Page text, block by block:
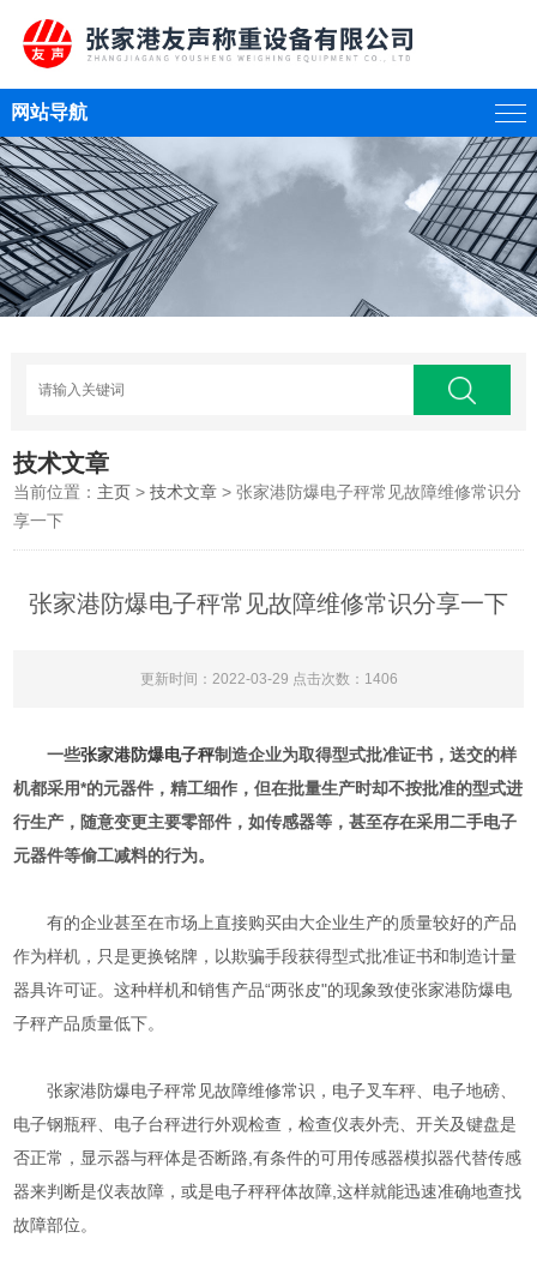
网站导航
技术文章
当前位置： 主页 >技术文章 > 张家港防爆电子秤常见故障维修常识分
享一下
张家港防爆电子秤常见故障维修常识分享一下
更新时间：2022-03-29 点击次数：1406
一些张家港防爆电子秤制造企业为取得型式批准证书，送交的样
机都采用*的元器件，精工细作，但在批量生产时却不按批准的型式进
行生产，随意变更主要零部件，如传感器等，甚至存在采用二手电子
元器件等偷工减料的行为。
有的企业甚至在市场上直接购买由大企业生产的质量较好的产品
作为样机，只是更换铭牌，以欺骗手段获得型式批准证书和制造计量
器具许可证。这种样机和销售产品“两张皮"的现象致使张家港防爆电
子秤产品质量低下。
张家港防爆电子秤常见故障维修常识，电子叉车秤、电子地磅、
电子钢瓶秤、电子台秤进行外观检查，检查仪表外壳、开关及键盘是
否正常，显示器与秤体是否断路,有条件的可用传感器模拟器代替传感
器来判断是仪表故障，或是电子秤秤体故障,这样就能迅速准确地查找
故障部位。